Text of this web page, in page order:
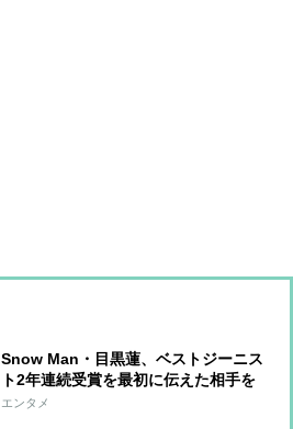
Snow Man・目黒蓮、ベストジーニス
ト2年連続受賞を最初に伝えた相手を
告白「喜んでくれていました」
エンタメ